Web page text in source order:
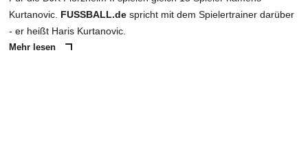
Kurtanovic. FUSSBALL.de spricht mit dem Spielertrainer darüber
- er heißt Haris Kurtanovic.
Mehr lesen